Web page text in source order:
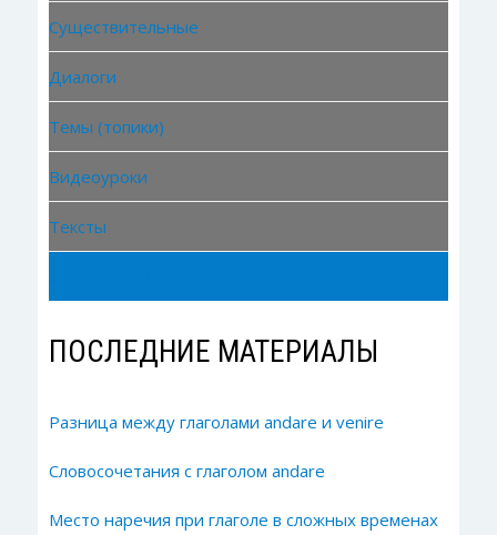
Существительные
Диалоги
Темы (топики)
Видеоуроки
Тексты
ПОСЛЕДНИЕ МАТЕРИАЛЫ
Разница между глаголами andare и venire
Словосочетания с глаголом andare
Место наречия при глаголе в сложных временах